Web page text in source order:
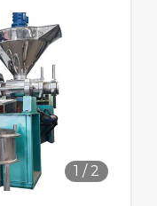
1 / 2